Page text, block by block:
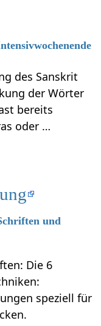
des Sanskrit
der Wörter
bereits
oder …
und
Die 6
speziell für